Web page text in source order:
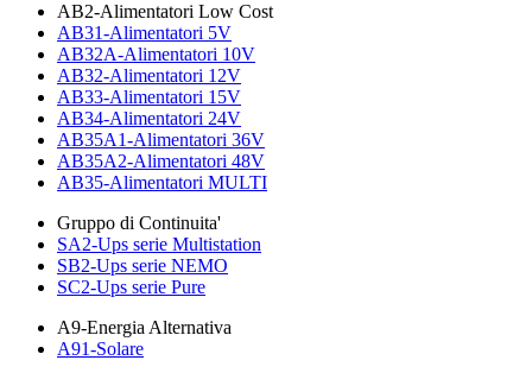
AB2-Alimentatori Low Cost
AB31-Alimentatori 5V
AB32A-Alimentatori 10V
AB32-Alimentatori 12V
AB33-Alimentatori 15V
AB34-Alimentatori 24V
AB35A1-Alimentatori 36V
AB35A2-Alimentatori 48V
AB35-Alimentatori MULTI
Gruppo di Continuita'
SA2-Ups serie Multistation
SB2-Ups serie NEMO
SC2-Ups serie Pure
A9-Energia Alternativa
A91-Solare